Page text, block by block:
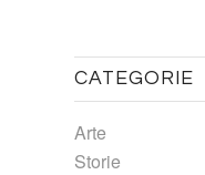
CATEGORIE
Arte
Storie